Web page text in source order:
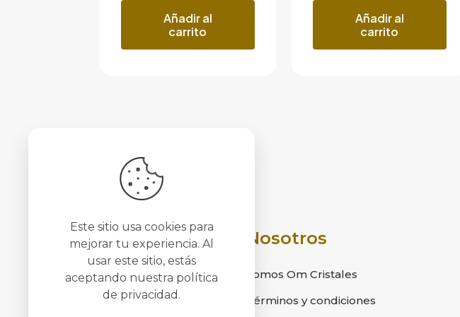
Añadir al
carrito
Añadir al
carrito
Nosotros
Somos Om Cristales
Términos y condiciones
Este sitio usa cookies para
mejorar tu experiencia. Al
usar este sitio, estás
aceptando nuestra política
de privacidad .